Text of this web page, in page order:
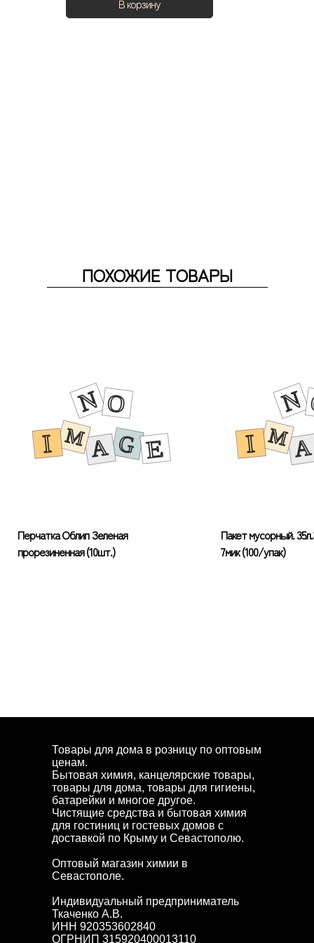
В корзину
ПОХОЖИЕ ТОВАРЫ
Перчатка Облип Зеленая
прорезиненная (10шт.)
Пакет мусорный.
7мик (100/упак)
Товары для дома в розницу по оптовым
ценам.
Бытовая химия, канцелярские товары,
товары для дома, товары для гигиены,
батарейки и многое другое.
Чистящие средства и бытовая химия
для гостиниц и гостевых домов с
доставкой по Крыму и Севастополю.
Оптовый магазин химии в
Севастополе.
Индивидуальный предприниматель
Ткаченко А.В.
ИНН 920353602840
ОГРНИП 315920400013110